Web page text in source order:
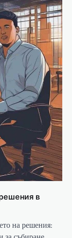
в
на решения: